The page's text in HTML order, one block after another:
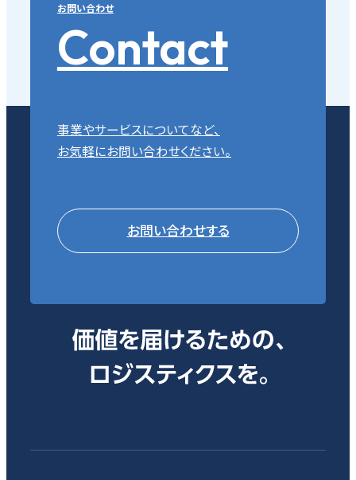
お問い合わせ
Contact
事業やサービスについてなど、
お気軽にお問い合わせください。
お問い合わせする